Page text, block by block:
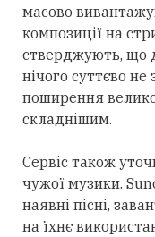
масово
композиції на
стверджують, що
нічого суттєво
поширення
складнішим.
Сервіс також
чужої музики.
наявні пісні,
на їхнє